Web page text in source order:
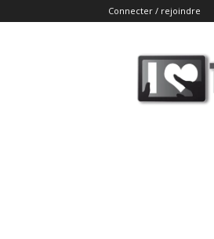
Connecter / rejoindre